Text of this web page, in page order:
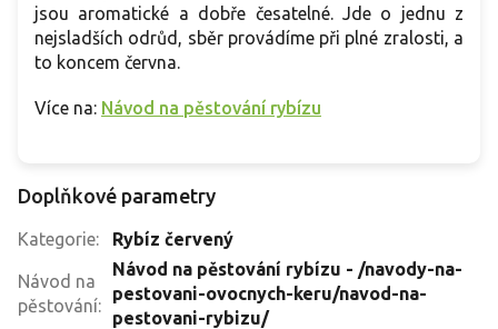
jsou aromatické a dobře česatelné. Jde o jednu z
nejsladších odrůd, sběr provádíme při plné zralosti, a
to koncem června.
Více na: Návod na pěstování rybízu
Doplňkové parametry
Kategorie: Rybíz červený
Návod na
pěstování:
Návod na pěstování rybízu - /navody-na-
pestovani-ovocnych-keru/navod-na-
pestovani-rybizu/